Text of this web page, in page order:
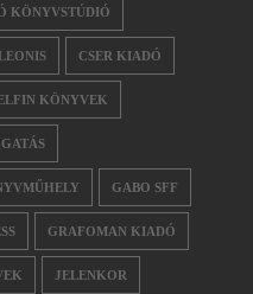
KÖNYVSTÚDIÓ
CSER KIADÓ
KÖNYVEK
GABO SFF
GRAFOMAN KIADÓ
JELENKOR